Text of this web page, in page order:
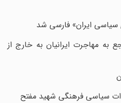
ایران» فارسی شد
ایرانیان به خارج از
سیاسی فرهنگی شهید مفتح